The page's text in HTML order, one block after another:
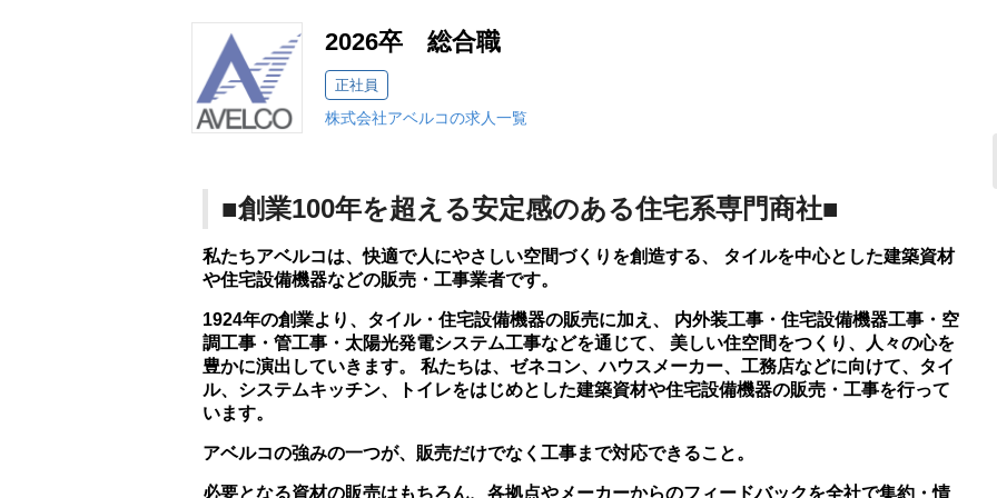
2026卒 総合職
正社員
株式会社アベルコの求人一覧
■創業100年を超える安定感のある住宅系専門商社■
私たちアベルコは、快適で人にやさしい空間づくりを創造する、 タイルを中心とした建築資材
や住宅設備機器などの販売・工事業者です。
1924年の創業より、タイル・住宅設備機器の販売に加え、 内外装工事・住宅設備機器工事・空
調工事・管工事・太陽光発電システム工事などを通じて、 美しい住空間をつくり、人々の心を
豊かに演出していきます。 私たちは、ゼネコン、ハウスメーカー、工務店などに向けて、タイ
ル、システムキッチン、トイレをはじめとした建築資材や住宅設備機器の販売・工事を行って
います。
アベルコの強みの一つが、販売だけでなく工事まで対応できること。
必要となる資材の販売はもちろん、各拠点やメーカーからのフィードバックを全社で集約・情